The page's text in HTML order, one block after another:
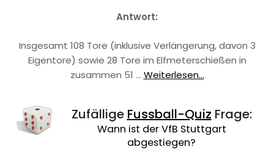
Antwort:
Insgesamt 108 Tore (inklusive Verlängerung, davon 3
Eigentore) sowie 28 Tore im Elfmeterschießen in
zusammen 51 … Weiterlesen...
Zufällige Fussball-Quiz Frage:
Wann ist der VfB Stuttgart
abgestiegen?